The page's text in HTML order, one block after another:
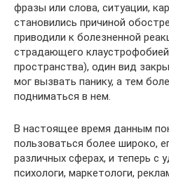
фразы или слова, ситуации,
становились причиной
приводили к болезненной
страдающего
пространства), один вид
мог вызвать панику, а тем
подниматься в нем.
В настоящее время данным
пользоваться более широко,
различных сферах, и теперь с
психологи, маркетологи,